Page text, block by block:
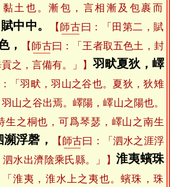
土也。漸包，言相漸及包裹而
中中。 【 師古曰：「田第二，賦
， 【 師古曰：「王者取五色土，封
之，言備有。」】羽畎夏狄，嶧
「羽畎，羽山之谷也。夏狄，狄雉
山之谷出焉。嶧陽，嶧山之陽也。
生之桐也，可爲琴瑟，嶧山之南生
瀕浮磬， 【 師古曰：「泗水之涯浮
水出濟陰乘氏縣。」】 淮夷蠙珠
「淮夷，淮水上之夷也。蠙珠，珠